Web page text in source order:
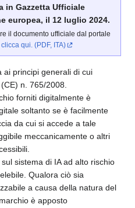
in Gazzetta Ufficiale
europea, il 12 luglio 2024.
il documento ufficiale dal portale
clicca qui. (PDF, ITA)
ai principi generali di cui
n. 765/2008.
forniti digitalmente è
soltanto se è facilmente
da cui si accede a tale
meccanicamente o altri
sistema di IA ad alto rischio
Qualora ciò sia
a causa della natura del
è apposto